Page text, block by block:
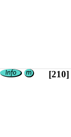
[210]